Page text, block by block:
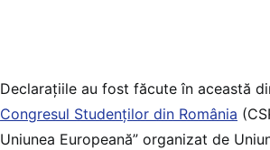
Declarațiile au fost făcute în această
Congresul Studenților din România
Uniunea Europeană” organizat de